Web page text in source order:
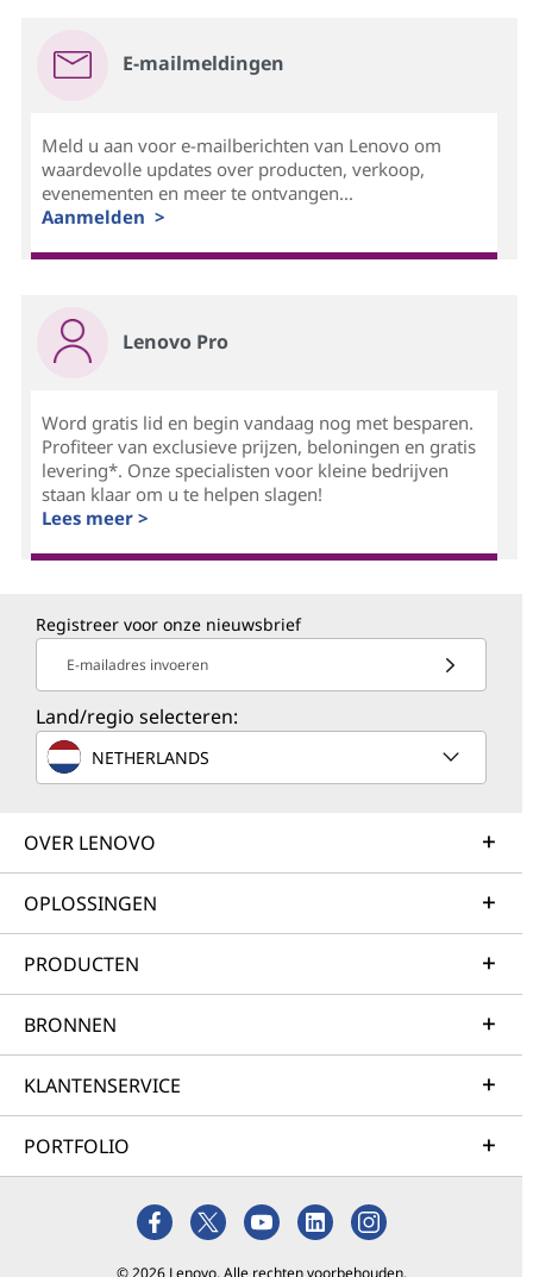
E-mailmeldingen
Meld u aan voor e-mailberichten van Lenovo om
waardevolle updates over producten, verkoop,
evenementen en meer te ontvangen...
Aanmelden >
Lenovo Pro
Word gratis lid en begin vandaag nog met besparen.
Profiteer van exclusieve prijzen, beloningen en gratis
levering*. Onze specialisten voor kleine bedrijven
staan klaar om u te helpen slagen!
Lees meer >
Registreer voor onze nieuwsbrief
E-mailadres invoeren
Land/regio selecteren:
NETHERLANDS
OVER LENOVO
OPLOSSINGEN
PRODUCTEN
BRONNEN
KLANTENSERVICE
PORTFOLIO
© 2026 Lenovo. Alle rechten voorbehouden.